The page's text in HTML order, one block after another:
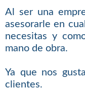
Al ser una
asesorarle en
necesitas y
mano de obra.
Ya que nos
clientes.